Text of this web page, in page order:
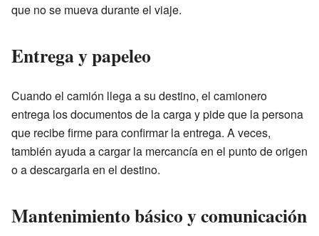
que no se mueva durante el viaje.
Entrega y papeleo
Cuando el camión llega a su destino, el camionero
entrega los documentos de la carga y pide que la persona
que recibe firme para confirmar la entrega. A veces,
también ayuda a cargar la mercancía en el punto de origen
o a descargarla en el destino.
Mantenimiento básico y comunicación